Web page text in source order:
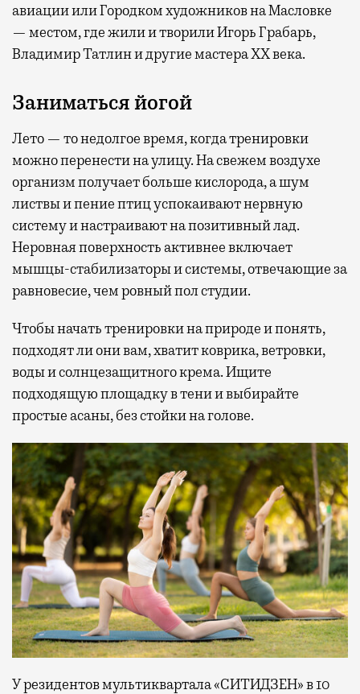
авиации или Городком художников на Масловке
— местом, где жили и творили Игорь Грабарь,
Владимир Татлин и другие мастера XX века.
Заниматься йогой
Лето — то недолгое время, когда тренировки
можно перенести на улицу. На свежем воздухе
организм получает больше кислорода, а шум
листвы и пение птиц успокаивают нервную
систему и настраивают на позитивный лад.
Неровная поверхность активнее включает
мышцы-стабилизаторы и системы, отвечающие за
равновесие, чем ровный пол студии.
Чтобы начать тренировки на природе и понять,
подходят ли они вам, хватит коврика, ветровки,
воды и солнцезащитного крема. Ищите
подходящую площадку в тени и выбирайте
простые асаны, без стойки на голове.
У резидентов мультиквартала «СИТИДЗЕН» в 10